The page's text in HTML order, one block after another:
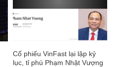
Cổ phiếu VinFast lại lập kỷ
lục, tỉ phú Phạm Nhật Vượng